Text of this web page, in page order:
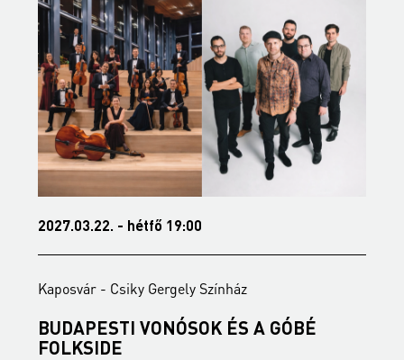
2027.03.22. - hétfő 19:00
Kaposvár - Csiky Gergely Színház
BUDAPESTI VONÓSOK ÉS A GÓBÉ
FOLKSIDE